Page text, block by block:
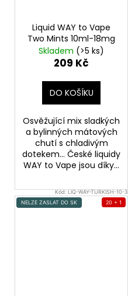
Liquid WAY to Vape
Two Mints 10ml-18mg
Skladem (>5 ks)
209 Kč
DO KOŠÍKU
Osvěžující mix sladkých
a bylinných mátových
chutí s chladivým
dotekem... České liquidy
WAY to Vape jsou díky...
Kód: LIQ-WAY-TURKISH-10-3
NELZE ZASLAT DO SK
20 + 1